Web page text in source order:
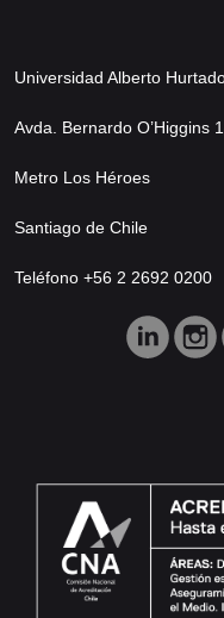
Universidad Alberto
Avda. Bernardo O’Higgins
Metro Los Héroes
Santiago de Chile
Teléfono +56 2 2692 0200